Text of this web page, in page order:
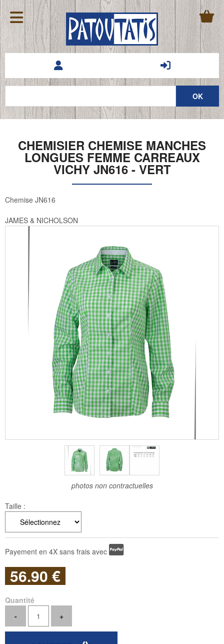
CHEMISIER CHEMISE MANCHES
LONGUES FEMME CARREAUX
VICHY JN616 - VERT
Chemise JN616
JAMES & NICHOLSON
photos non contractuelles
Taille :
Payement en 4X sans frais avec
56.90 €
Quantité